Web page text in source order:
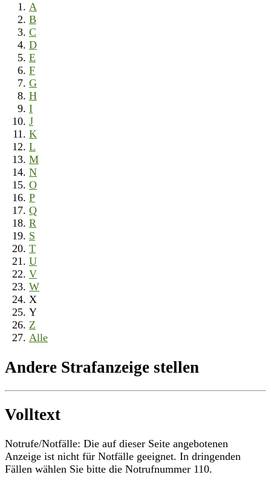
A
B
C
D
E
F
G
H
I
J
K
L
M
N
O
P
Q
R
S
T
U
V
W
X
Y
Z
Alle
Andere Strafanzeige stellen
Volltext
Notrufe/Notfälle: Die auf dieser Seite angebotenen
Anzeige ist nicht für Notfälle geeignet. In dringenden
Fällen wählen Sie bitte die Notrufnummer 110.